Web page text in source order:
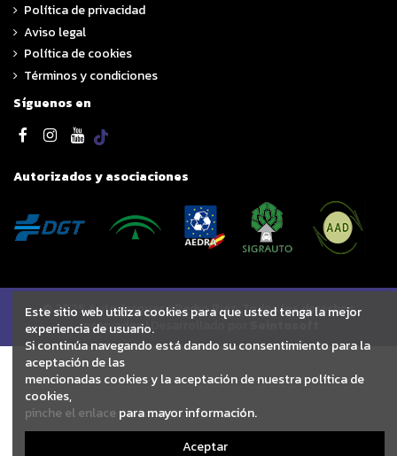
Política de privacidad
Aviso legal
Política de cookies
Términos y condiciones
Síguenos en
Autorizados y asociaciones
© 2025 Autodesguace Pedro Ruiz. Todos los derechos
reservados | Desarrollado por
Este sitio web utiliza cookies para que usted tenga la mejor
experiencia de usuario.
Si continúa navegando está dando su consentimiento para la
aceptación de las
mencionadas cookies y la aceptación de nuestra política de
cookies,
pinche el enlace para mayor información.
Aceptar